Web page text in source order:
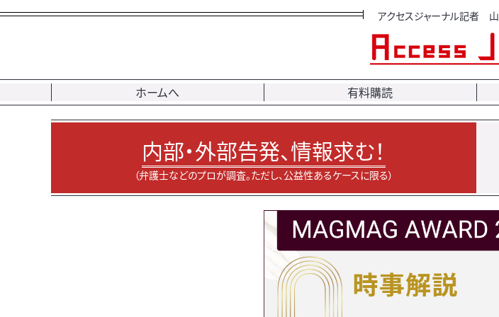
アクセスジャーナル記者
ホームへ 有料購読
内部・外部告発、情報求む！
（弁護士などのプロが調査。ただし、公益性あるケースに限る）